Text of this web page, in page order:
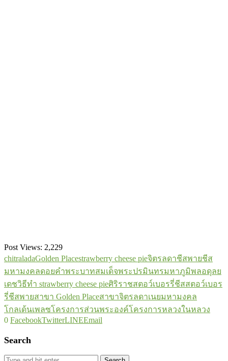
Post Views: 2,229
chitraladaGolden Placestrawberry cheese pieจิตรลดาชีสพายชีส
มหามงคลดอยคำพระบาทสมเด็จพระปรมินทรมหาภูมิพลอดุลย
เดชวิธีทำ strawberry cheese pieศิริราชสตอว์เบอรรี่ชีสสตอว์เบอร
รี่ชีสพายสาขา Golden Placeสาขาจิตรลดาเนยมหามงคล
โกลเด้นเพลซโครงการส่วนพระองค์โครงการหลวงในหลวง
0 FacebookTwitterLINEEmail
Search